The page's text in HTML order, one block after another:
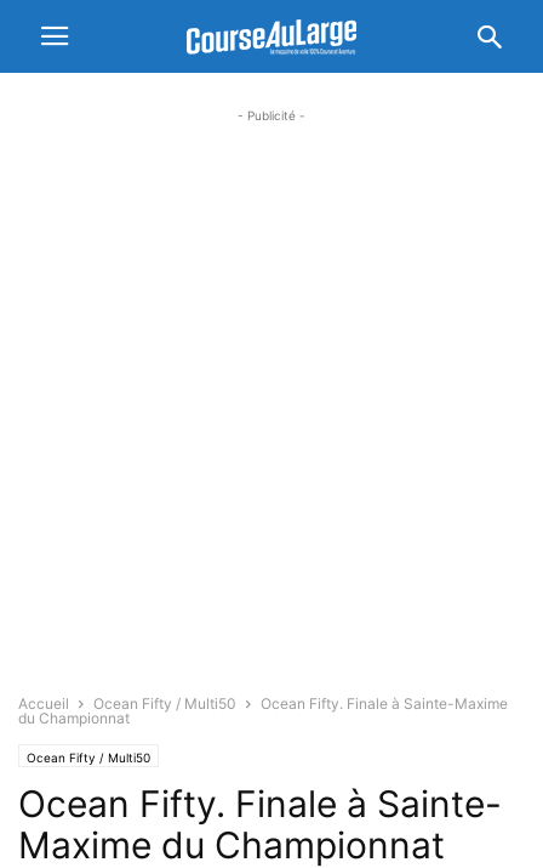
- Publicité -
Accueil Ocean Fifty / Multi50
Ocean Fifty. Finale à Sainte-Maxime
du Championnat
Ocean Fifty / Multi50
Ocean Fifty. Finale à Sainte-
Maxime du Championnat